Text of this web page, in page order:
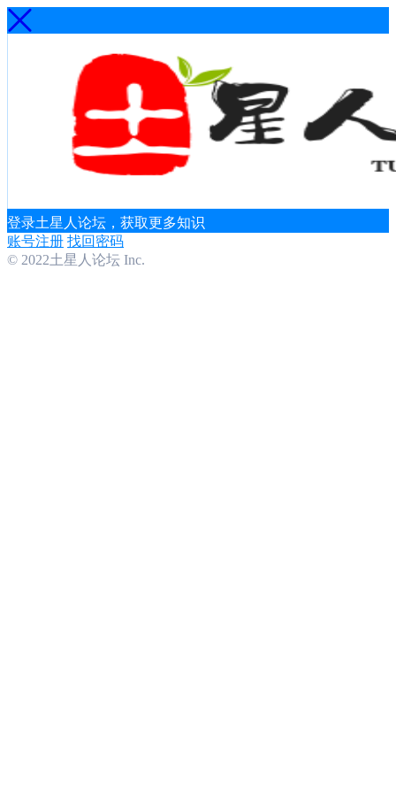
登录土星人论坛，获取更多知识
账号注册 找回密码
© 2022土星人论坛 Inc.